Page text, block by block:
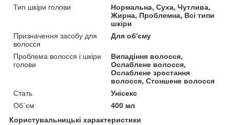
Тип шкіри голови
Нормальна, Суха, Чутлива,
Жирна, Проблемна, Всі типи
шкіри
Призначення засобу для
волосся
Для об'єму
Проблема волосся і шкіри
голови
Випадіння волосся,
Ослаблене волосся,
Ослаблене зростання
волосся, Стоншене волосся
Стать
Унісекс
Об`єм
400 мл
Користувальницькі характеристики